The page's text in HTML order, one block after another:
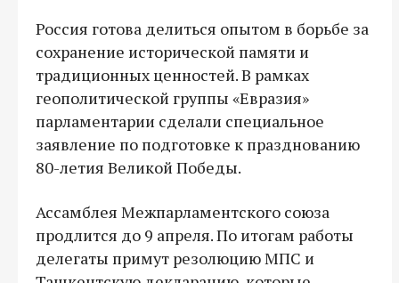
Россия готова делиться опытом в борьбе за
сохранение исторической памяти и
традиционных ценностей. В рамках
геополитической группы «Евразия»
парламентарии сделали специальное
заявление по подготовке к празднованию
80-летия Великой Победы.
Ассамблея Межпарламентского союза
продлится до 9 апреля. По итогам работы
делегаты примут резолюцию МПС и